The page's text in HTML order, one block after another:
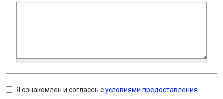
Я ознакомлен и согласен сусловиями предоставления